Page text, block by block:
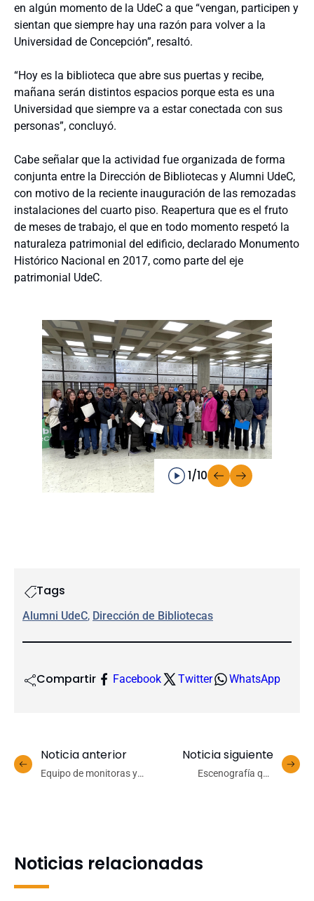
en algún momento de la UdeC a que “vengan, participen y
sientan que siempre hay una razón para volver a la
Universidad de Concepción”, resaltó.
“Hoy es la biblioteca que abre sus puertas y recibe,
mañana serán distintos espacios porque esta es una
Universidad que siempre va a estar conectada con sus
personas”, concluyó.
Cabe señalar que la actividad fue organizada de forma
conjunta entre la Dirección de Bibliotecas y Alumni UdeC,
con motivo de la reciente inauguración de las remozadas
instalaciones del cuarto piso. Reapertura que es el fruto
de meses de trabajo, el que en todo momento respetó la
naturaleza patrimonial del edificio, declarado Monumento
Histórico Nacional en 2017, como parte del eje
patrimonial UdeC.
1/10
Tags
Alumni UdeC, Dirección de Bibliotecas
Compartir Facebook Twitter WhatsApp
Noticia anterior
Equipo de monitoras y
Noticia siguiente
Escenografía que
Noticias relacionadas